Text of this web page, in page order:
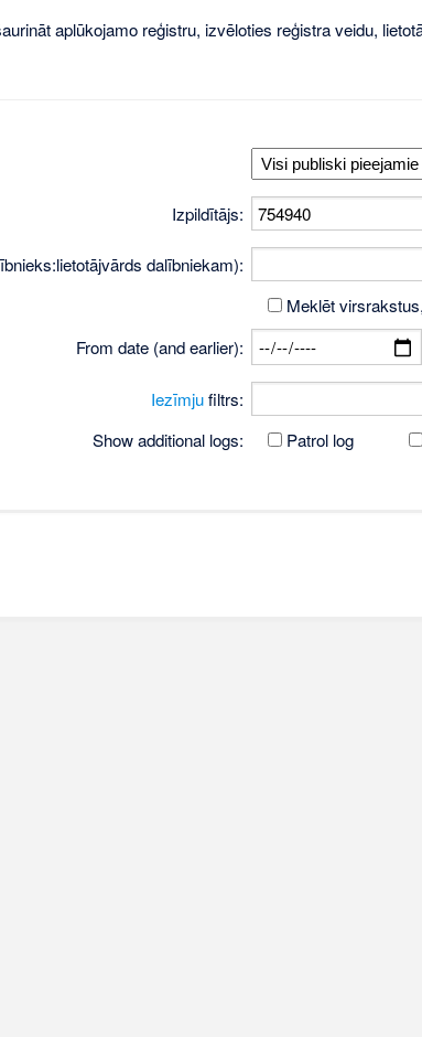
aplūkojamo reģistru, izvēloties reģistra veidu,
Izpildītājs:
dalībniekam):
Meklēt
From date (and earlier):
Iezīmjufiltrs:
Show additional logs:
Patrol log